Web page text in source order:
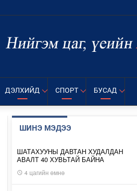
ДЭЛХИЙД СПОРТ БУСАД
ШИНЭ МЭДЭЭ
ШАТАХУУНЫ ДАВТАН ХУДАЛДАН
АВАЛТ 40 ХУВЬТАЙ БАЙНА
4 цагийн өмнө